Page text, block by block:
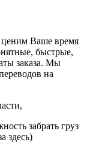
Ваше время
быстрые,
заказа. Мы
на
забрать груз
здесь)